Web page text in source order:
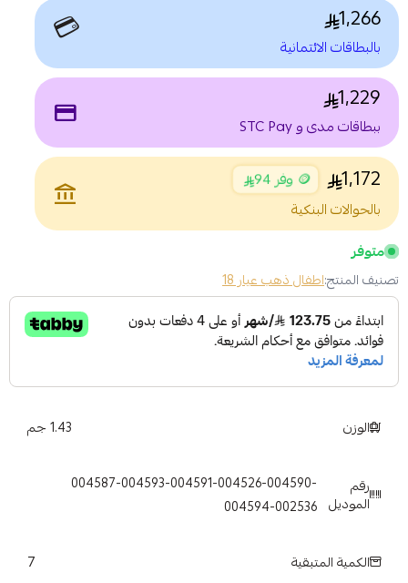
1,266
بالبطاقات الائتمانية 💳
1,229
ببطاقات مدى و STC Pay payment
1,172 🪙 وفر 94
بالحوالات البنكية
account_balance
متوفر
تصنيف المنتج:اطفال ذهب عيار 18
الوزن 1.43 جم
رقم
الموديل
004587-004593-004591-004526-004590-
004594-002536
الكمية المتبقية 7